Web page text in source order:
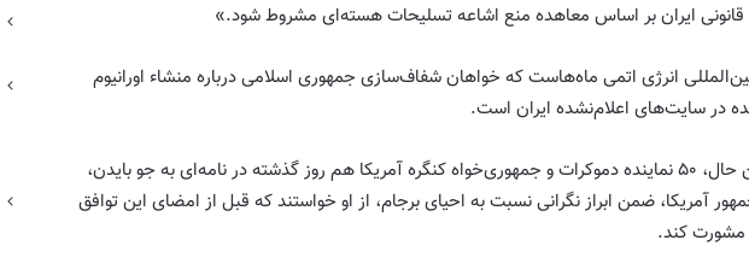
ایران بر اساس معاهده منع اشاعه تسلیحات هسته‌ای مشروط شود.»
انرژی اتمی ماه‌هاست که خواهان شفاف‌سازی جمهوری اسلامی درباره منشاء اورانیوم
در سایت‌های اعلام‌نشده ایران است.
در همین حال، ۵۰ نماینده دموکرات و جمهوری‌خواه کنگره آمریکا هم روز گذشته در نامه‌ای به جو بایدن،
آمریکا، ضمن ابراز نگرانی نسبت به احیای برجام، از او خواستند که قبل از امضای این توافق
مشورت کند.